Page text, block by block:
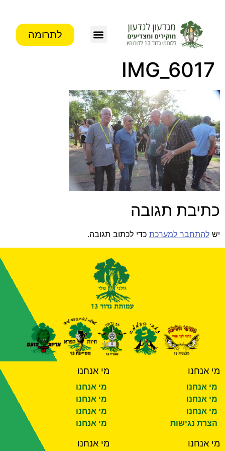
לתרומה
IMG_6017
כתיבת תגובה
יש להתחבר למערכת כדי לכתוב תגובה.
מי אנחנו
מי אנחנו
מי אנחנו
מי אנחנו
הצרת נגישות
מי אנחנו
מי אנחנו
מי אנחנו
מי אנחנו
מי אנחנו
מי אנחנו מי אנחנו